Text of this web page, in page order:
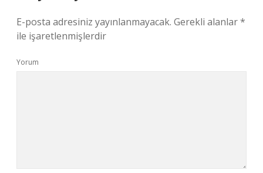
E-posta adresiniz yayınlanmayacak. Gerekli alanlar*
ile işaretlenmişlerdir
Yorum